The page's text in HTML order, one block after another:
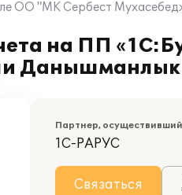
ОО "МК Сербест
на ПП
Партнер,
1С-РАРУС
Связаться